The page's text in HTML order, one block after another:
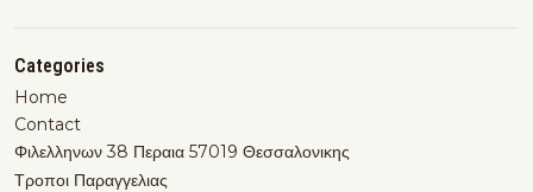
Categories
Home
Contact
Φιλελληνων 38 Περαια 57019 Θεσσαλονικης
Τροποι Παραγγελιας